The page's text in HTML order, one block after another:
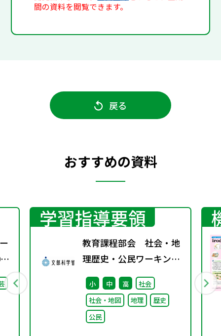
間の資料を閲覧できます。
戻る
おすすめの資料
学習指導要領
教育課程部会 社会・地
理歴史・公民ワーキング
（第9回） 配付資料
小 中 高
社会
社会・地図
地理
歴史
公民